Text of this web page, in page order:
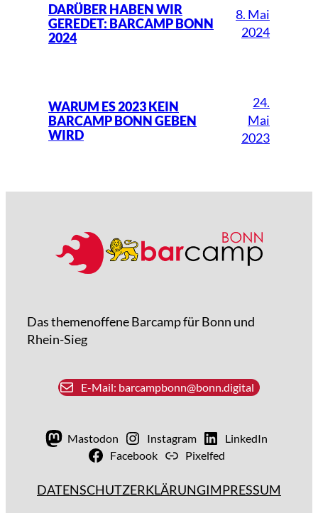
DARÜBER HABEN WIR
GEREDET: BARCAMP BONN
2024
8. Mai
2024
WARUM ES 2023 KEIN
BARCAMP BONN GEBEN
WIRD
24.
Mai
2023
Das themenoffene Barcamp für Bonn und
Rhein-Sieg
E-Mail: barcampbonn@bonn.digital
Mastodon Instagram
LinkedIn
Facebook
Pixelfed
DATENSCHUTZERKLÄRUNGIMPRESSUM